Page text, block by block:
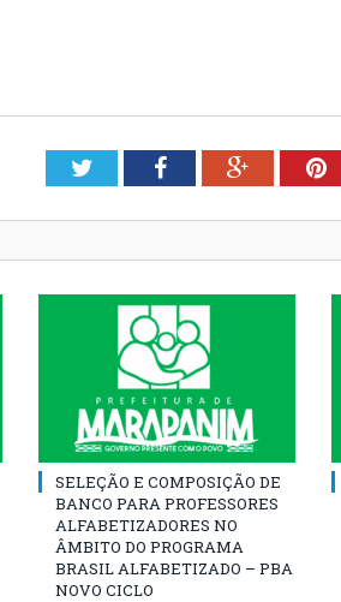
TwitterFacebookGoogle+
SELEÇÃO E COMPOSIÇÃO DE
BANCO PARA PROFESSORES
ALFABETIZADORES NO
ÂMBITO DO PROGRAMA
BRASIL ALFABETIZADO – PBA
NOVO CICLO